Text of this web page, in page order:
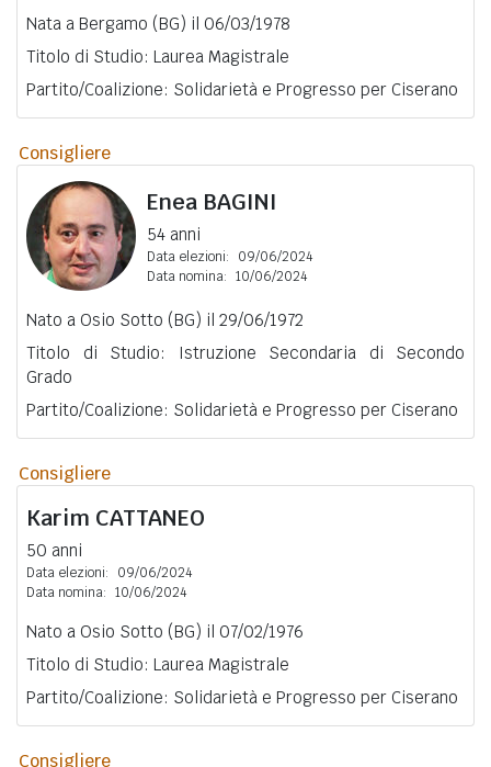
Nata a Bergamo (BG) il 06/03/1978
Titolo di Studio: Laurea Magistrale
Partito/Coalizione: Solidarietà e Progresso per Ciserano
Consigliere
Enea BAGINI
54 anni
Data elezioni:
09/06/2024
Data nomina: 10/06/2024
Nato a Osio Sotto (BG) il 29/06/1972
Titolo di Studio: Istruzione Secondaria di Secondo
Grado
Partito/Coalizione: Solidarietà e Progresso per Ciserano
Consigliere
Karim CATTANEO
50 anni
Data elezioni:
09/06/2024
Data nomina: 10/06/2024
Nato a Osio Sotto (BG) il 07/02/1976
Titolo di Studio: Laurea Magistrale
Partito/Coalizione: Solidarietà e Progresso per Ciserano
Consigliere